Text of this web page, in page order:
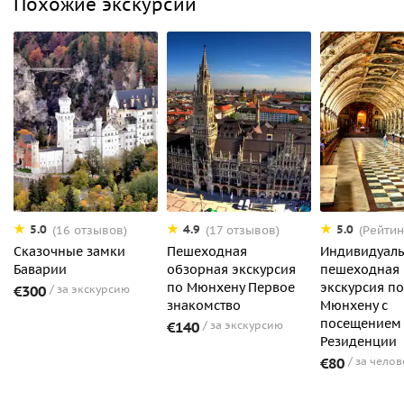
5.0 (16 отзывов)
Сказочные замки
Баварии
€300 за экскурсию
4.9 (17 отзывов)
Пешеходная
обзорная экскурсия
по Мюнхену Первое
знакомство
€140 за экскурсию
5.0
пешеходная
экскурсия по
Мюнхену с
посещением
Резиденции
€80 за